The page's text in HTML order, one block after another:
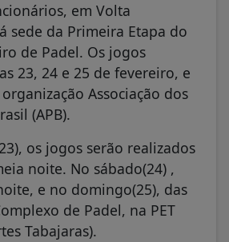
em Volta
sede da Primeira Etapa do
de Padel. Os jogos
23, 24 e 25 de fevereiro, e
Associação dos
(APB).
os jogos serão realizados
noite. No sábado(24) ,
e no domingo(25), das
de Padel, na PET
Tabajaras).